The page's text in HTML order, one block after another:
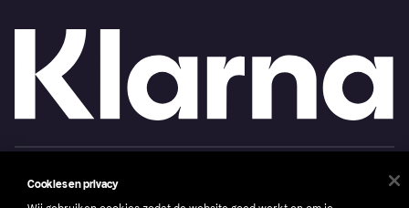
rights reserved. Klarna Bank AB (publ). Sveavägen 46, 111 34 Stockholm. Organization
number: 556737-0431
Cookies en privacy